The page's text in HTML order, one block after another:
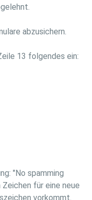
abzusichern.
13 folgendes ein:
"No spamming
für eine neue
vorkommt.